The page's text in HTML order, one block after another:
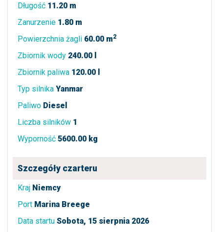
Długość 11.20 m
Zanurzenie 1.80 m
Powierzchnia żagli 60.00 m2
Zbiornik wody 240.00 l
Zbiornik paliwa 120.00 l
Typ silnika Yanmar
Paliwo Diesel
Liczba silników 1
Wyporność 5600.00 kg
Szczegóły czarteru
Kraj Niemcy
Port Marina Breege
Data startu Sobota, 15 sierpnia 2026